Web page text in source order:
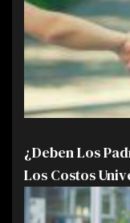
¿Deben Los
Los Costos